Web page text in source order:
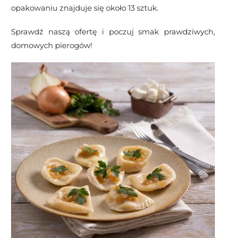
opakowaniu znajduje się około 13 sztuk.
Sprawdź naszą ofertę i poczuj smak prawdziwych,
domowych pierogów!